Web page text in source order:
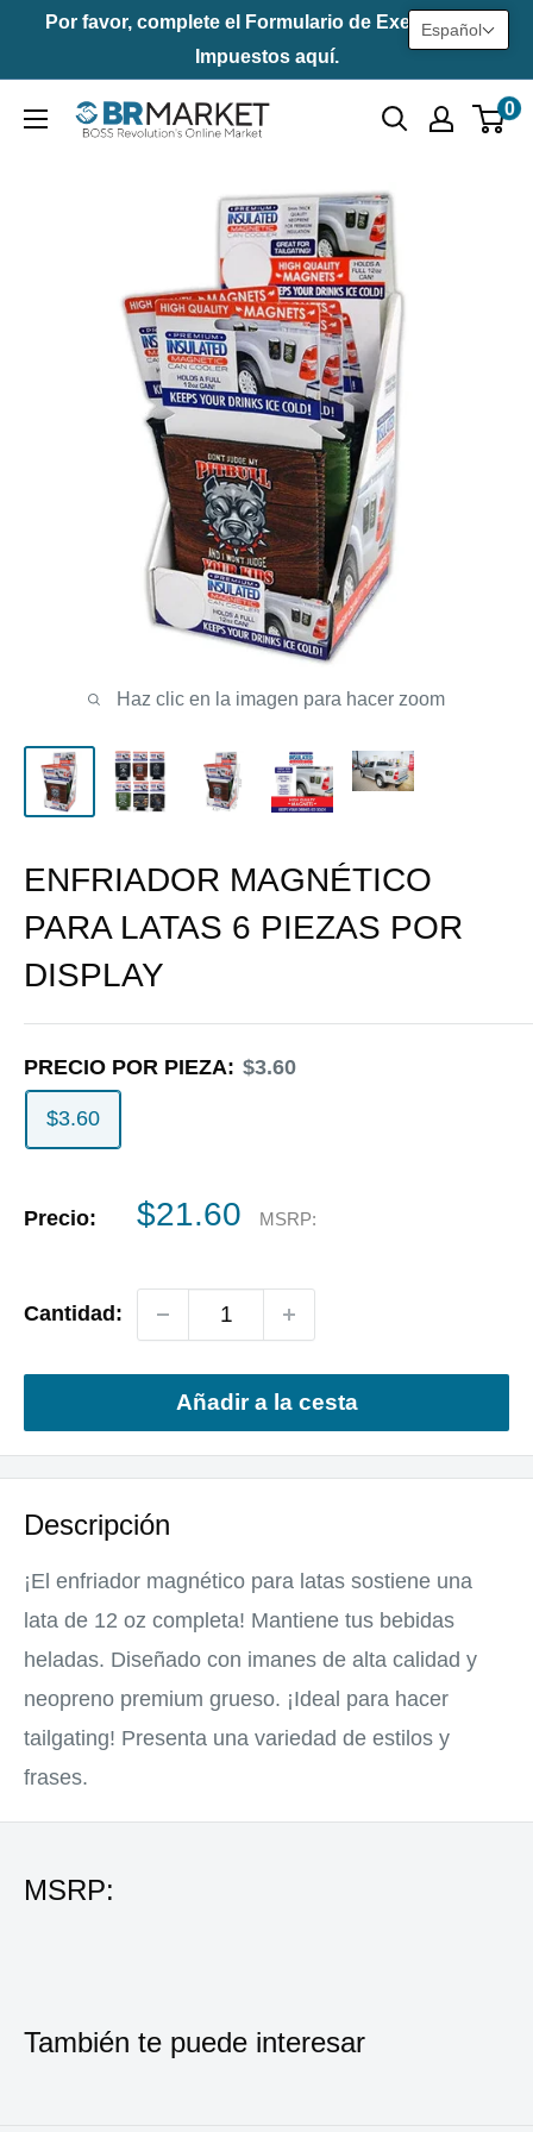
Saltar
contenido
Por favor, complete el Formulario de Exención de
Impuestos aquí.
BR
0
Haz clic en la imagen para hacer zoom
ENFRIADOR MAGNÉTICO
PARA LATAS 6 PIEZAS POR
DISPLAY
PRECIO POR PIEZA: $3.60
$3.60
Precio:
Precio
venta
$21.60 MSRP:
Cantidad:
Añadir a la cesta
Descripción
¡El enfriador magnético para latas sostiene una
lata de 12 oz completa! Mantiene tus bebidas
heladas. Diseñado con imanes de alta calidad y
neopreno premium grueso. ¡Ideal para hacer
tailgating! Presenta una variedad de estilos y
frases.
MSRP:
También te puede interesar
Español